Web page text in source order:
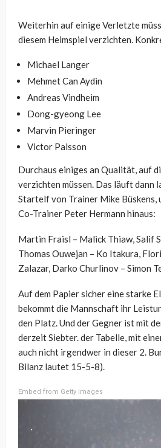
Weiterhin auf einige Verletzte
diesem Heimspiel verzichten.
Michael Langer
Mehmet Can Aydin
Andreas Vindheim
Dong-gyeong Lee
Marvin Pieringer
Victor Palsson
Durchaus einiges an Qualität, auf
verzichten müssen. Das läuft dann
Startelf von Trainer Mike Büskens,
Co-Trainer Peter Hermann hinaus:
Martin Fraisl – Malick Thiaw, Salif
Thomas Ouwejan – Ko Itakura,
Zalazar, Darko Churlinov – Simon
Auf dem Papier sicher eine starke
bekommt die Mannschaft ihr
den Platz. Und der Gegner ist mit
derzeit Siebter. der Tabelle, mit
auch nicht irgendwer in dieser 2.
Bilanz lautet 15-5-8).
Embed from Getty Images